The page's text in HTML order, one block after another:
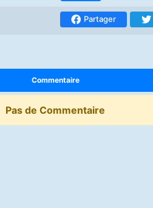
Partager
Commentaire
Pas de Commentaire